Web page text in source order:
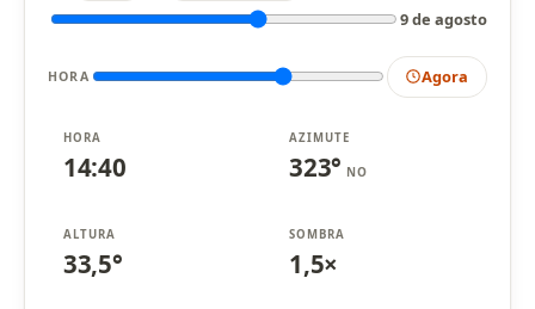
9 de agosto
HORA Agora
HORA
14:40
AZIMUTE
323° NO
ALTURA
33,5°
SOMBRA
1,5×